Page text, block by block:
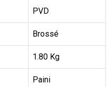
PVD
Brossé
1.80 Kg
Paini